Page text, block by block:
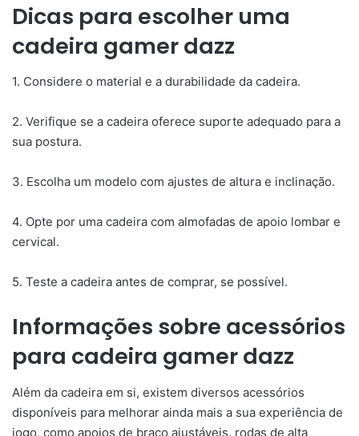
Dicas para escolher uma
cadeira gamer dazz
1. Considere o material e a durabilidade da cadeira.
2. Verifique se a cadeira oferece suporte adequado para a
sua postura.
3. Escolha um modelo com ajustes de altura e inclinação.
4. Opte por uma cadeira com almofadas de apoio lombar e
cervical.
5. Teste a cadeira antes de comprar, se possível.
Informações sobre acessórios
para cadeira gamer dazz
Além da cadeira em si, existem diversos acessórios
disponíveis para melhorar ainda mais a sua experiência de
jogo, como apoios de braço ajustáveis, rodas de alta